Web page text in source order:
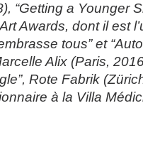
“Getting a Younger
Awards, dont il est
tous” et
Alix (Paris,
Rote Fabrik
à la Villa